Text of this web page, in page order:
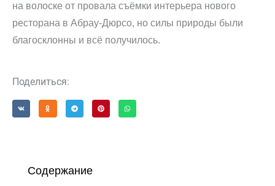
на волоске от провала съёмки интерьера нового
ресторана в Абрау-Дюрсо, но силы природы были
благосклонны и всё получилось.
Поделиться:
Содержание